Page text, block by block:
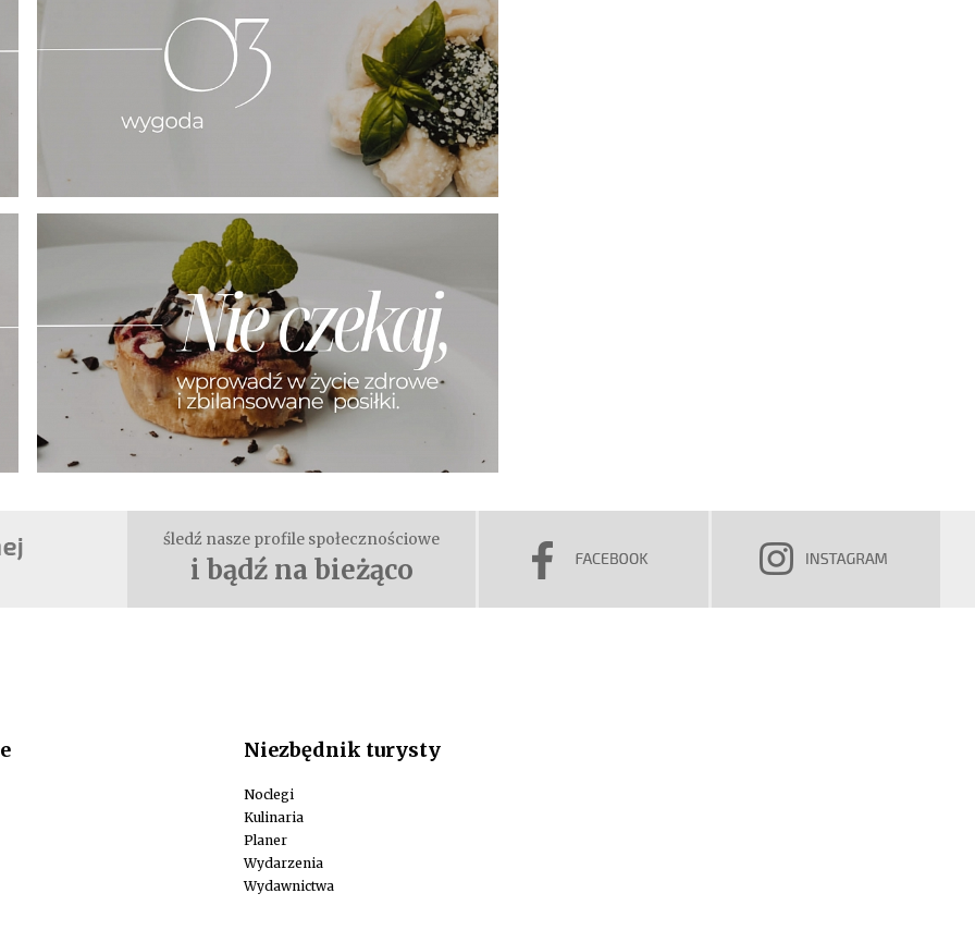
śledź nasze profile społecznościowe
i bądź na bieżąco
Niezbędnik turysty
Noclegi
Kulinaria
Planer
Wydarzenia
Wydawnictwa